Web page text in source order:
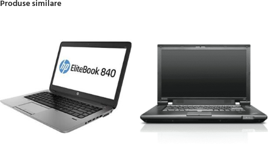
Produse similare